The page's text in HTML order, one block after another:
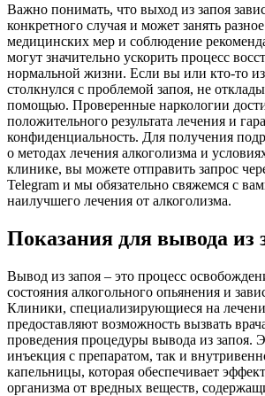
Важно понимать, что выход из запоя
конкретного случая и может занять
медицинских мер и соблюдение
могут значительно ускорить процесс
нормальной жизни. Если вы или кто-то
столкнулся с проблемой запоя, не
помощью. Проверенные наркологии
положительного результата лечения и
конфиденциальность. Для получения
о методах лечения алкоголизма и
клинике, вы можете отправить запрос
Telegram и мы обязательно свяжемся с
наилучшего лечения от алкоголизма.
Показания для вывода из
Вывод из запоя – это процесс
состояния алкогольного опьянения и
Клиники, специализирующиеся на
предоставляют возможность вызвать
проведения процедуры вывода из запоя.
инъекция с препаратом, так и
капельницы, которая обеспечивает
организма от вредных веществ,